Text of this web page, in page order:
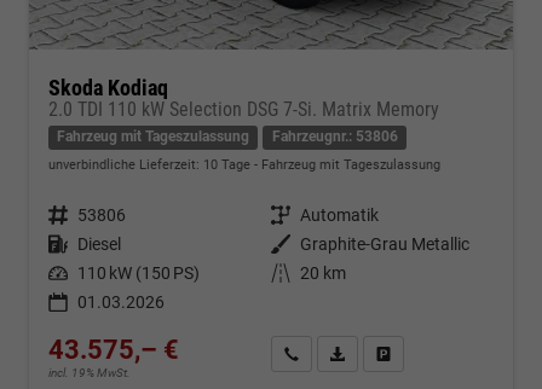
Skoda Kodiaq
2.0 TDI 110 kW Selection DSG 7-Si. Matrix Memory
Fahrzeug mit Tageszulassung Fahrzeugnr.: 53806
unverbindliche Lieferzeit: 10 Tage Fahrzeug mit Tageszulassung
Fahrzeugnr. 53806 Getriebe Automatik
Kraftstoff Diesel Außenfarbe Graphite-Grau Metallic
Leistung 110 kW (150 PS) Kilometerstand
20 km
01.03.2026
43.575,– €
incl. 19% MwSt.
Kontakt & Angebot anfordern
PDF-Datei, Fahrzeugexposé